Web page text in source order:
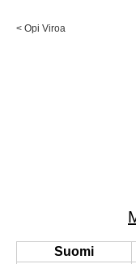
< Opi Viroa
Suomi